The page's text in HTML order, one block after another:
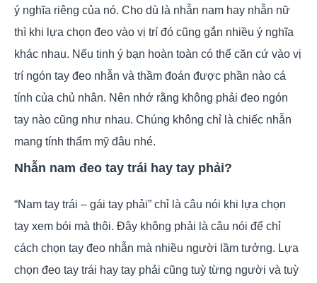
ý nghĩa riêng của nó. Cho dù là nhẫn nam hay nhẫn nữ
thì khi lựa chọn đeo vào vị trí đó cũng gắn nhiều ý nghĩa
khác nhau. Nếu tinh ý bạn hoàn toàn có thể căn cứ vào vị
trí ngón tay đeo nhẫn và thầm đoán được phần nào cá
tính của chủ nhân. Nên nhớ rằng không phải đeo ngón
tay nào cũng như nhau. Chúng không chỉ là chiếc nhẫn
mang tính thẩm mỹ đâu nhé.
Nhẫn nam đeo tay trái hay tay phải?
“Nam tay trái – gái tay phải” chỉ là câu nói khi lựa chọn
tay xem bói mà thôi. Đây không phải là câu nói để chỉ
cách chọn tay đeo nhẫn mà nhiều người lầm tưởng. Lựa
chọn đeo tay trái hay tay phải cũng tuỳ từng người và tuỳ